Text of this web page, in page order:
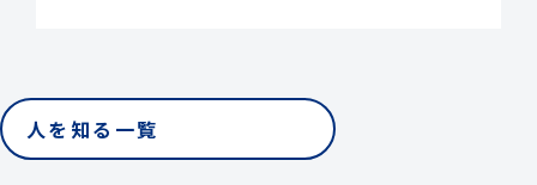
人を知る一覧